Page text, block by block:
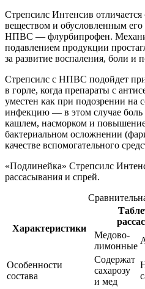
Стрепсилс Интенсив
веществом и обусловленным
НПВС — флурбипрофен.
подавлением продукции
за развитие воспаления, боли и
Стрепсилс с НПВС подойдет
в горле, когда препараты с
уместен как при подозрении на
инфекцию — в этом случае боль
кашлем, насморком и
бактериальном осложнении
качестве вспомогательного
«Подлинейка» Стрепсилс
рассасывания и спрей.
Характеристики
Медово-
лимонные
Особенности
состава
Содержат
сахарозу
и мед